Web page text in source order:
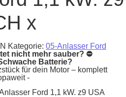
x
Kategorie: 05-Anlasser Ford
nicht mehr sauber? ⛔
Batterie?
für dein Motor – komplett
-
Ford 1,1 kW. z9 USA